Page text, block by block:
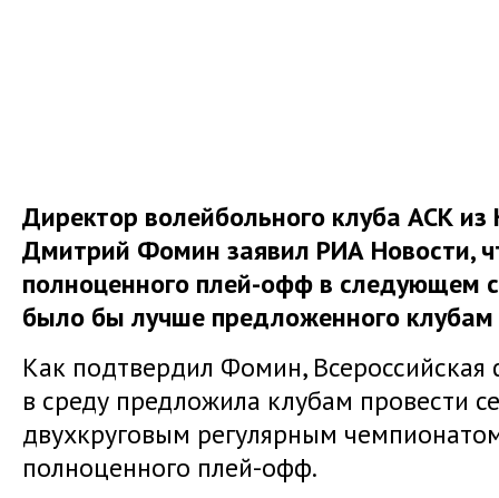
Директор волейбольного клуба АСК
Дмитрий Фомин заявил РИА Новости,
полноценного плей-офф в следующем
было бы лучше предложенного
Как подтвердил Фомин,
в среду предложила клубам провести
двухкруговым регулярным
полноценного плей-офф.